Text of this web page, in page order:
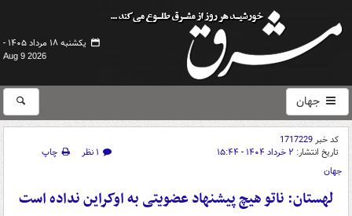
یکشنبه ۱۸ مرداد ۱۴۰۵ -
Aug 9 2026
جهان
کد خبر1717229
تاریخ انتشار: ۲ خرداد ۱۴۰۴ - ۱۵:۴۴ ۱ نظر
چاپ
جهان
لهستان: ناتو هیچ پیشنهاد عضویتی به اوکراین نداده است